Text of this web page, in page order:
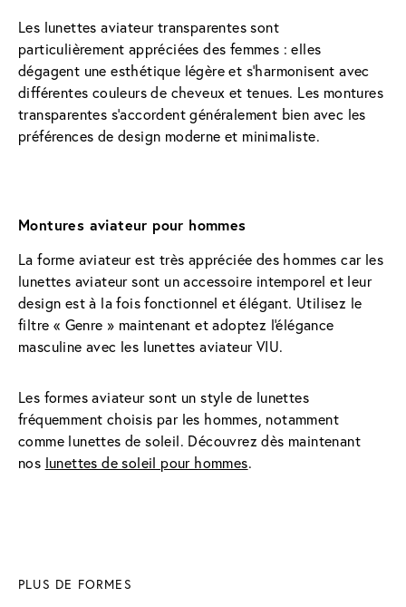
Les lunettes aviateur transparentes sont
particulièrement appréciées des femmes : elles
dégagent une esthétique légère et s'harmonisent avec
différentes couleurs de cheveux et tenues. Les montures
transparentes s’accordent généralement bien avec les
préférences de design moderne et minimaliste.
Montures aviateur pour hommes
La forme aviateur est très appréciée des hommes car les
lunettes aviateur sont un accessoire intemporel et leur
design est à la fois fonctionnel et élégant. Utilisez le
filtre « Genre » maintenant et adoptez l'élégance
masculine avec les lunettes aviateur VIU.
Les formes aviateur sont un style de lunettes
fréquemment choisis par les hommes, notamment
comme lunettes de soleil. Découvrez dès maintenant
nos lunettes de soleil pour hommes.
PLUS DE FORMES